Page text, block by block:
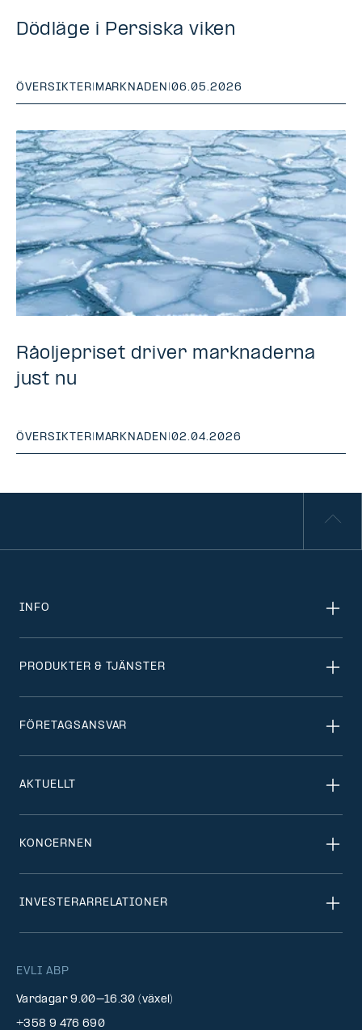
Dödläge i Persiska viken
ÖVERSIKTER| MARKNADEN |06.05.2026
Råoljepriset driver marknaderna
just nu
ÖVERSIKTER MARKNADEN |02.04.2026
EVLI ABP
Vardagar 9.00–16.30 (växel)
+358 9 476 690
INFO
PRODUKTER & TJÄNSTER
FÖRETAGSANSVAR
AKTUELLT
KONCERNEN
INVESTERARRELATIONER